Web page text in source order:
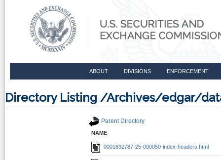
ABOUT DIVISIONS ENFORCEMENT
Directory Listing /Archives/edgar/
Parent Directory
NAME
0001692787-25-000050-index-headers.html